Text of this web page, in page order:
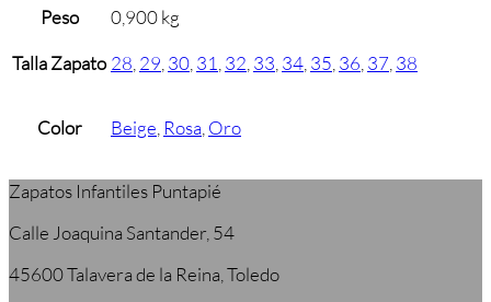
Peso
0,900 kg
Talla Zapato 28 29 30 31 32 33 34 35 36 37 38
Color Beige Rosa Oro
Zapatos Infantiles Puntapié
Calle Joaquina Santander, 54
45600 Talavera de la Reina, Toledo